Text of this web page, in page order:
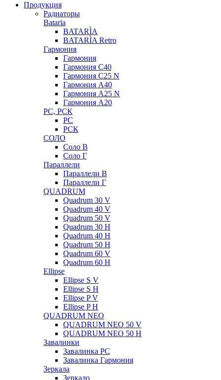
Продукция
Радиаторы
Bataria
BATARÌA
BATARÌA Retro
Гармония
Гармония
Гармония С40
Гармония С25 N
Гармония А40
Гармония А25 N
Гармония А20
РС, РСК
РС
РСК
СОЛО
Соло В
Соло Г
Параллели
Параллели В
Параллели Г
QUADRUM
Quadrum 30 V
Quadrum 40 V
Quadrum 50 V
Quadrum 30 H
Quadrum 40 H
Quadrum 50 H
Quadrum 60 V
Quadrum 60 H
Ellipse
Ellipse S V
Ellipse S H
Ellipse P V
Ellipse P H
QUADRUM NEO
QUADRUM NEO 50 V
QUADRUM NEO 50 H
Завалинки
Завалинка РС
Завалинка Гармония
Зеркала
Зеркало